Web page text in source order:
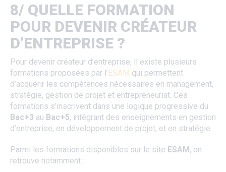
8/ QUELLE FORMATION
POUR DEVENIR CRÉATEUR
D’ENTREPRISE ?
Pour devenir créateur d’entreprise, il existe plusieurs
formations proposées par l’ESAM qui permettent
d’acquérir les compétences nécessaires en management,
stratégie, gestion de projet et entrepreneuriat. Ces
formations s’inscrivent dans une logique progressive du
Bac+3 au Bac+5, intégrant des enseignements en gestion
d’entreprise, en développement de projet, et en stratégie.
Parmi les formations disponibles sur le site ESAM, on
retrouve notamment :